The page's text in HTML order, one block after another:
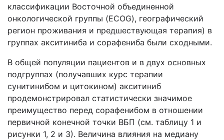
классификации Восточной объединенной
онкологической группы (ECOG), географический
регион проживания и предшествующая терапия) в
группах акситиниба и сорафениба были сходными.
В общей популяции пациентов и в двух основных
подгруппах (получавших курс терапии
сунитинибом и цитокином) акситиниб
продемонстрировал статистически значимое
преимущество перед сорафенибом в отношении
первичной конечной точки ВБП (см. таблицу 1 и
рисунки 1, 2 и 3). Величина влияния на медиану